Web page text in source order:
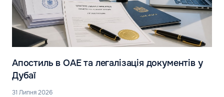
Апостиль в ОАЕ та легалізація документів у
Дубаї
31 Липня 2026